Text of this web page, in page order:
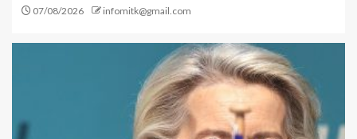
07/08/2026 infomitk@gmail.com